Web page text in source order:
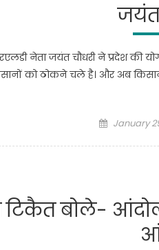
जयंत
नेता जयंत चौधरी ने प्रदेश की
को ठोकने चले है। और अब किसानों
Posted
January
बोले-